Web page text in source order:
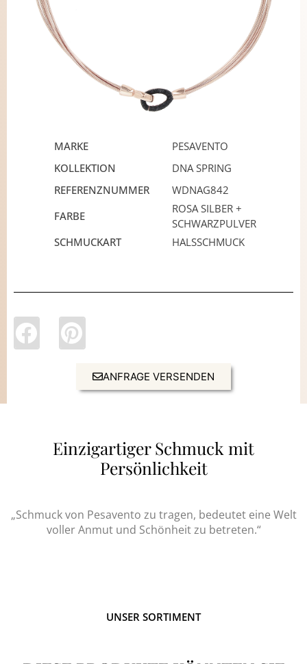
MARKE
PESAVENTO
KOLLEKTION
DNA SPRING
REFERENZNUMMER
WDNAG842
FARBE
ROSA SILBER +
SCHWARZPULVER
SCHMUCKART
HALSSCHMUCK
ANFRAGE VERSENDEN
Einzigartiger Schmuck mit
Persönlichkeit
„Schmuck von Pesavento zu tragen, bedeutet eine Welt
voller Anmut und Schönheit zu betreten.“
UNSER SORTIMENT